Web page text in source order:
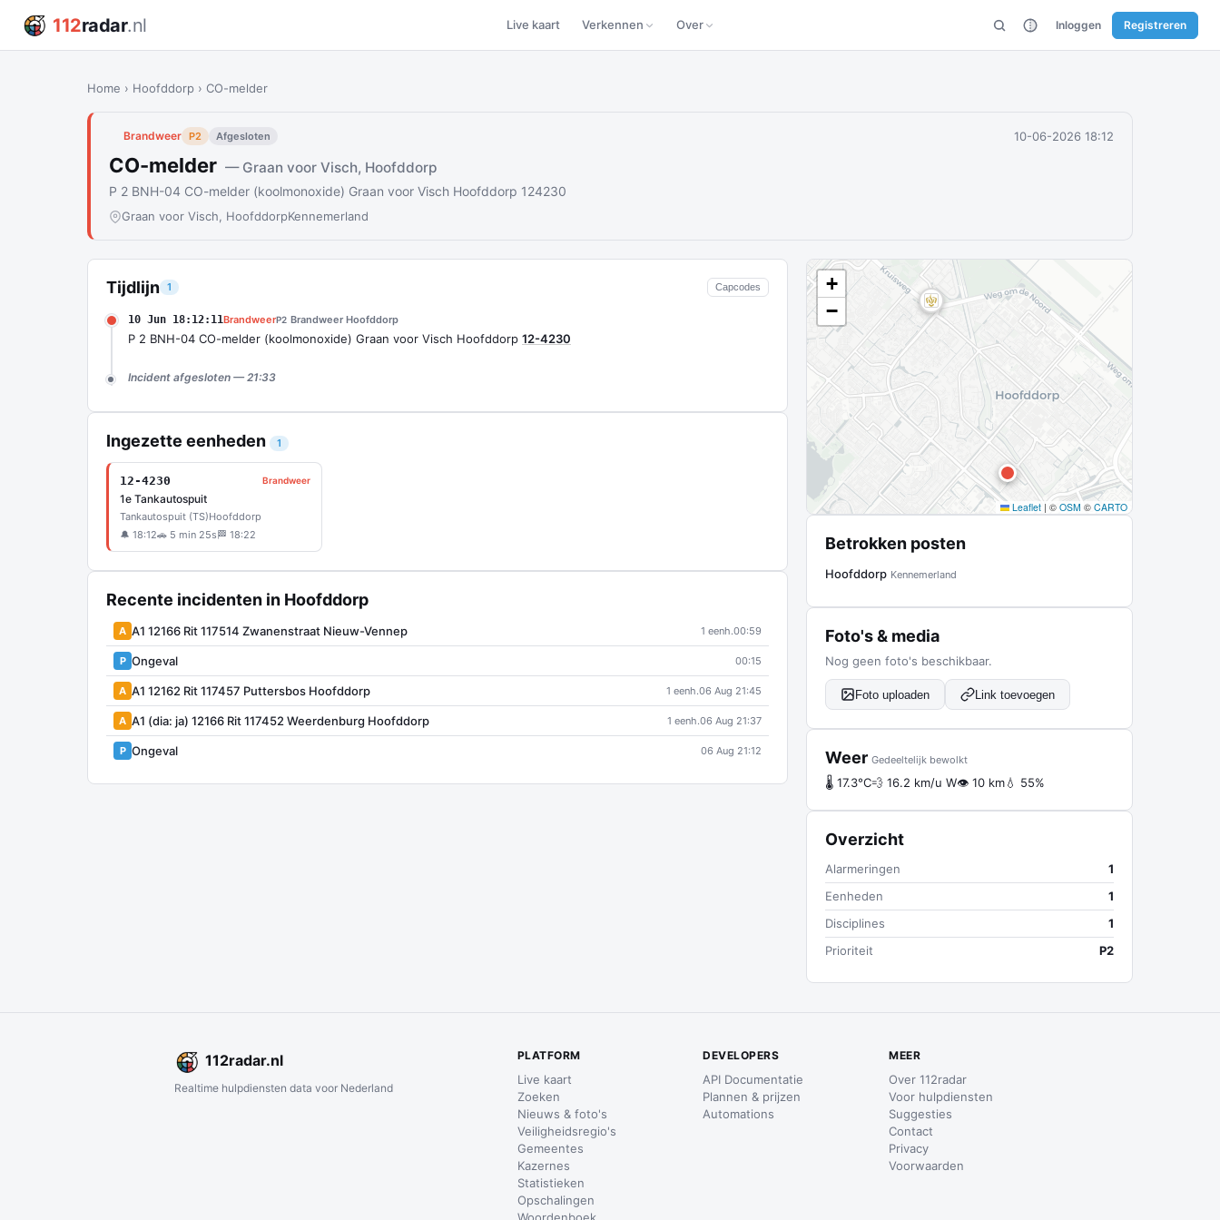
112radar.nl Live kaart Verkennen Over Inloggen Registreren
Home › Hoofddorp › CO-melder
Brandweer P2 Afgesloten 10-06-2026 18:12
CO-melder — Graan voor Visch, Hoofddorp
P 2 BNH-04 CO-melder (koolmonoxide) Graan voor Visch Hoofddorp 124230
Graan voor Visch, HoofddorpKennemerland
Tijdlijn 1 Capcodes
10 Jun 18:12:11BrandweerP2 Brandweer Hoofddorp
P 2 BNH-04 CO-melder (koolmonoxide) Graan voor Visch Hoofddorp 12-4230
Incident afgesloten — 21:33
Ingezette eenheden 1
12-4230 Brandweer
1e Tankautospuit
Tankautospuit (TS)Hoofddorp
🔔 18:12🚗 5 min 25s 🏁 18:22
Recente incidenten in Hoofddorp
A A1 12166 Rit 117514 Zwanenstraat Nieuw-Vennep 1 eenh.00:59
P Ongeval 00:15
A A1 12162 Rit 117457 Puttersbos Hoofddorp 1 eenh.06 Aug 21:45
A A1 (dia: ja) 12166 Rit 117452 Weerdenburg Hoofddorp 1 eenh.06 Aug 21:37
P Ongeval 06 Aug 21:12
+
−
Leaflet | © OSM © CARTO
Betrokken posten
Hoofddorp Kennemerland
Foto's & media
Nog geen foto's beschikbaar.
Foto uploaden Link toevoegen
Weer Gedeeltelijk bewolkt
🌡 17.3°C💨 16.2 km/u W👁 10 km💧 55%
Overzicht
Alarmeringen
1
Eenheden
1
Disciplines
1
Prioriteit
P2
112radar.nl
Realtime hulpdiensten data voor Nederland
PLATFORM
Live kaart
Zoeken
Nieuws & foto's
Veiligheidsregio's
Gemeentes
Kazernes
Statistieken
Opschalingen
DEVELOPERS
API Documentatie
Plannen & prijzen
Automations
MEER
Over 112radar
Voor hulpdiensten
Suggesties
Contact
Privacy
Voorwaarden